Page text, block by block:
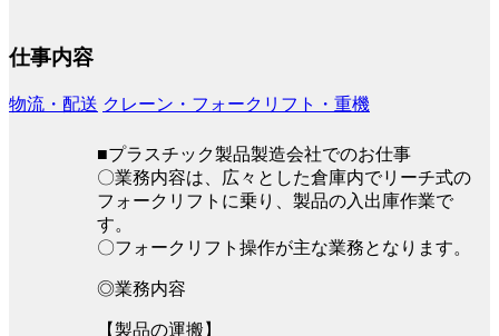
仕事内容
物流・配送 クレーン・フォークリフト・重機
■プラスチック製品製造会社でのお仕事
〇業務内容は、広々とした倉庫内でリーチ式の
フォークリフトに乗り、製品の入出庫作業で
す。
〇フォークリフト操作が主な業務となります。
◎業務内容
【製品の運搬】